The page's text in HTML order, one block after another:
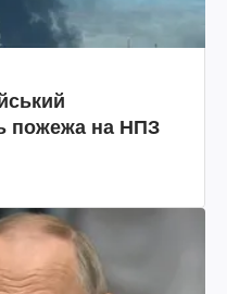
пожежа на НПЗ